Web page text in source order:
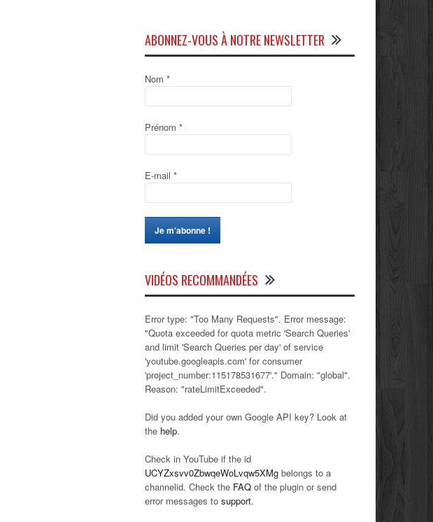
ABONNEZ-VOUS À NOTRE NEWSLETTER
Nom *
Prénom *
E-mail *
VIDÉOS RECOMMANDÉES
Error type: "Too Many Requests". Error message:
"Quota exceeded for quota metric 'Search Queries'
and limit 'Search Queries per day' of service
'youtube.googleapis.com' for consumer
'project_number:115178531677'." Domain: "global".
Reason: "rateLimitExceeded".
Did you added your own Google API key? Look at
the help.
Check in YouTube if the id
UCYZxsvv0ZbwqeWoLvqw5XMg belongs to a
channelid. Check the FAQ of the plugin or send
error messages to support.